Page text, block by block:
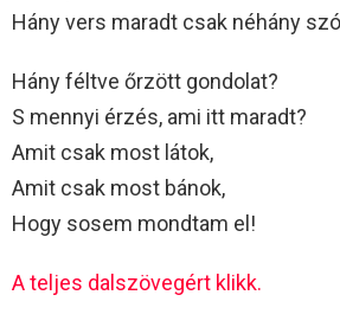
Hány vers maradt csak néhány
Hány féltve őrzött gondolat?
S mennyi érzés, ami itt maradt?
Amit csak most látok,
Amit csak most bánok,
Hogy sosem mondtam el!
A teljes dalszövegért klikk.